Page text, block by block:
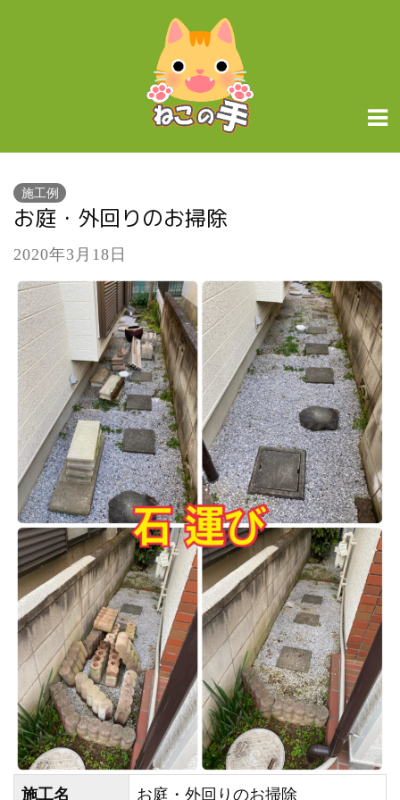
施工例
お庭・外回りのお掃除
2020年3月18日
施工名 お庭・外回りのお掃除